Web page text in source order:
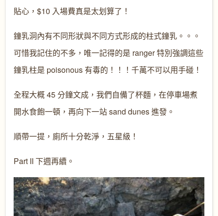
貼心，$10 入場費真是太划算了！
鐘乳洞內有不同形狀與不同方式形成的柱式鐘乳。。。
可惜我記住的不多，唯一記得的是 ranger 特別強調這些
鐘乳柱是 poisonous 有毒的！！！千萬不可以用手碰！
全程大概 45 分鐘文成，我們自備了杯麵，在停車場煮
開水食飽一頓，再向下一站 sand dunes 進發。
順帶一提，廁所十分乾淨，五星級！
Part II 下週再續。